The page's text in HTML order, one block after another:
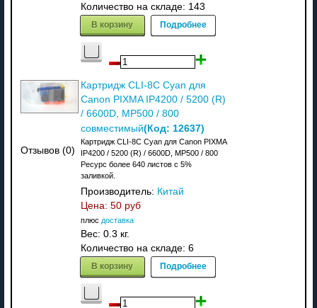
Количество на складе: 143
В корзину Подробнее
Отзывов (0)
Картридж CLI-8C Cyan для
Canon PIXMA IP4200 / 5200 (R)
/ 6600D, MP500 / 800
совместимый(Код: 12637)
Картридж CLI-8C Cyan для Canon PIXMA
IP4200 / 5200 (R) / 6600D, MP500 / 800
Ресурс более 640 листов с 5%
заливкой.
Производитель: Китай
Цена: 50 руб
плюс доставка
Вес: 0.3 кг.
Количество на складе: 6
В корзину Подробнее